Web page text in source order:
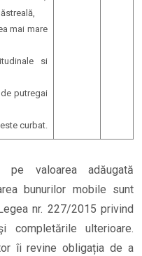
mai mare
si
putregai
curbat.
valoarea adăugată
bunurilor mobile sunt
nr. 227/2015 privind
completările ulterioare.
îi revine obligația de a